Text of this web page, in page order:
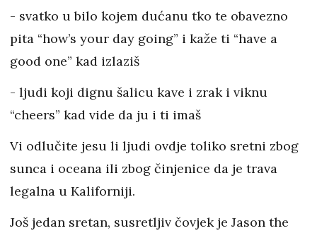
- svatko u bilo kojem dućanu tko te obavezno
pita “how’s your day going” i kaže ti “have a
good one” kad izlaziš
- ljudi koji dignu šalicu kave i zrak i viknu
“cheers” kad vide da ju i ti imaš
Vi odlučite jesu li ljudi ovdje toliko sretni zbog
sunca i oceana ili zbog činjenice da je trava
legalna u Kaliforniji.
Još jedan sretan, susretljiv čovjek je Jason the